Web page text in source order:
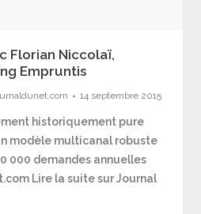
Florian Niccolaï,
Empruntis
14 septembre 2015
historiquement pure
modèle multicanal robuste
000 demandes annuelles
Lire la suite sur Journal